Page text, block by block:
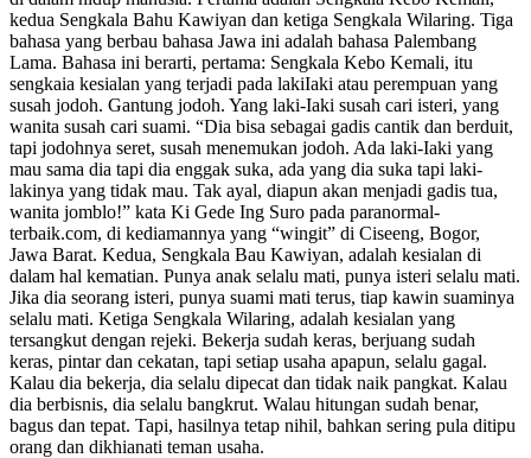
kedua Sengkala Bahu Kawiyan dan ketiga Sengkala Wilaring. Tiga
bahasa yang berbau bahasa Jawa ini adalah bahasa Palembang
Lama. Bahasa ini berarti, pertama: Sengkala Kebo Kemali, itu
sengkaia kesialan yang terjadi pada lakiIaki atau perempuan yang
susah jodoh. Gantung jodoh. Yang laki-Iaki susah cari isteri, yang
wanita susah cari suami. “Dia bisa sebagai gadis cantik dan berduit,
tapi jodohnya seret, susah menemukan jodoh. Ada laki-Iaki yang
mau sama dia tapi dia enggak suka, ada yang dia suka tapi laki-
lakinya yang tidak mau. Tak ayal, diapun akan menjadi gadis tua,
wanita jomblo!” kata Ki Gede Ing Suro pada paranormal-
terbaik.com, di kediamannya yang “wingit” di Ciseeng, Bogor,
Jawa Barat. Kedua, Sengkala Bau Kawiyan, adalah kesialan di
dalam hal kematian. Punya anak selalu mati, punya isteri selalu mati.
Jika dia seorang isteri, punya suami mati terus, tiap kawin suaminya
selalu mati. Ketiga Sengkala Wilaring, adalah kesialan yang
tersangkut dengan rejeki. Bekerja sudah keras, berjuang sudah
keras, pintar dan cekatan, tapi setiap usaha apapun, selalu gagal.
Kalau dia bekerja, dia selalu dipecat dan tidak naik pangkat. Kalau
dia berbisnis, dia selalu bangkrut. Walau hitungan sudah benar,
bagus dan tepat. Tapi, hasilnya tetap nihil, bahkan sering pula ditipu
orang dan dikhianati teman usaha.